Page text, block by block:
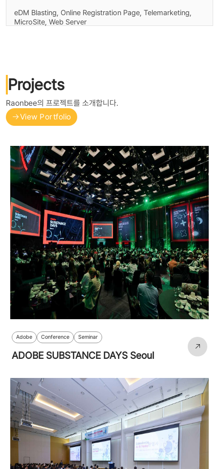
eDM Blasting, Online Registration Page, Telemarketing,
MicroSite, Web Server
Projects
Raonbee의 프로젝트를 소개합니다.
View Portfolio
Adobe Conference Seminar
ADOBE SUBSTANCE DAYS Seoul